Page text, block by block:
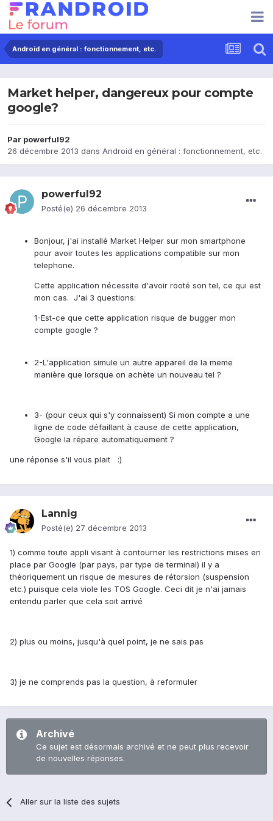
Android en général : fonctionnement, etc.
Market helper, dangereux pour compte
google?
Par powerful92
26 décembre 2013 dans Android en général : fonctionnement, etc.
powerful92
Posté(e) 26 décembre 2013
Bonjour, j'ai installé Market Helper sur mon smartphone
pour avoir toutes les applications compatible sur mon
telephone.
Cette application nécessite d'avoir rooté son tel, ce qui est
mon cas. J'ai 3 questions:
1-Est-ce que cette application risque de bugger mon
compte google ?
2-L'application simule un autre appareil de la meme
manière que lorsque on achète un nouveau tel ?
3- (pour ceux qui s'y connaissent) Si mon compte a une
ligne de code défaillant à cause de cette application,
Google la répare automatiquement ?
une réponse s'il vous plait :)
Lannig
Posté(e) 27 décembre 2013
1) comme toute appli visant à contourner les restrictions mises en
place par Google (par pays, par type de terminal) il y a
théoriquement un risque de mesures de rétorsion (suspension
etc.) puisque cela viole les TOS Google. Ceci dit je n'ai jamais
entendu parler que cela soit arrivé
2) plus ou moins, jusqu'à quel point, je ne sais pas
3) je ne comprends pas la question, à reformuler
Archivé
Ce sujet est désormais archivé et ne peut plus recevoir
de nouvelles réponses.
Aller sur la liste des sujets